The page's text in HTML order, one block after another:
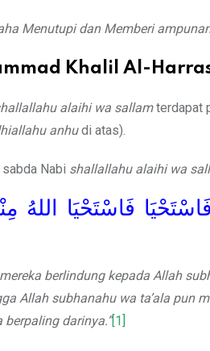
Menutupi dan Memberi
Khalil Al-
alaihi wa sallamterdapat
anhudi atas).
Nabi shallallahu alaihi wa
فَاسْتَحْيَا اللهُ
berlindung kepada Allah
Allah subhanahu wa ta’ala pun
berpaling darinya.”[1]